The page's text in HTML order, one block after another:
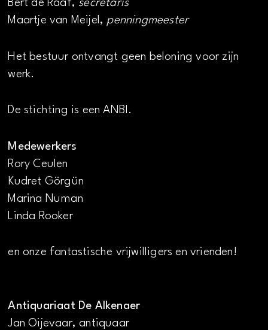
Bert de Raaf, secretaris
Maartje van Meijel, penningmeester
Het bestuur ontvangt geen beloning voor zijn
werk.
De stichting is een ANBI.
Medewerkers
Rory Ceulen
Kudret Görgün
Marina Numan
Linda Rooker
en onze fantastische vrijwilligers en vrienden!
Antiquariaat De Alkenaer
Jan Oijevaar, antiquaar